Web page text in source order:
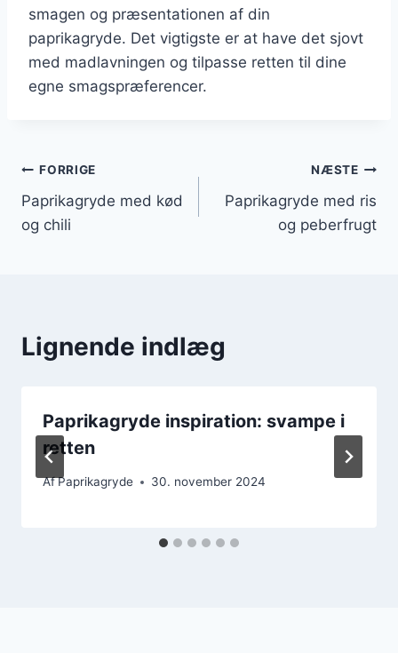
smagen og præsentationen af din
paprikagryde. Det vigtigste er at have det sjovt
med madlavningen og tilpasse retten til dine
egne smagspræferencer.
Indlægsnavigation
FORRIGE
Paprikagryde med kød
og chili
NÆSTE
Paprikagryde med ris
og peberfrugt
Lignende indlæg
Paprikagryde inspiration: svampe i
retten
AfPaprikagryde 30. november 2024